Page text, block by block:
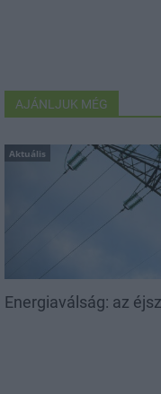
AJÁNLJUK MÉG
Aktuális
Energiaválság: az